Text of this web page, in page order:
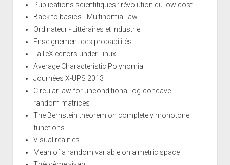
Publications scientifiques : révolution du low cost
Back to basics - Multinomial law
Ordinateur - Littéraires et Industrie
Enseignement des probabilités
LaTeX editors under Linux
Average Characteristic Polynomial
Journées X-UPS 2013
Circular law for unconditional log-concave
random matrices
The Bernstein theorem on completely monotone
functions
Visual realities
Mean of a random variable on a metric space